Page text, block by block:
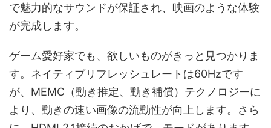
で魅力的なサウンドが保証され、映画のような体験
が完成します。
ゲーム愛好家でも、欲しいものがきっと見つかりま
す。ネイティブリフレッシュレートは60Hzです
が、MEMC（動き推定、動き補償）テクノロジーに
より、動きの速い画像の流動性が向上します。さら